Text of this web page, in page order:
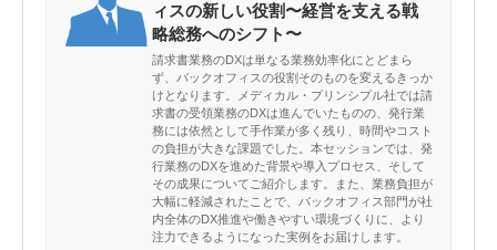
ィスの新しい役割〜経営を支える戦
略総務へのシフト〜
請求書業務のDXは単なる業務効率化にとどまら
ず、バックオフィスの役割そのものを変えるきっか
けとなります。メディカル・プリンシプル社では請
求書の受領業務のDXは進んでいたものの、発行業
務には依然として手作業が多く残り、時間やコスト
の負担が大きな課題でした。本セッションでは、発
行業務のDXを進めた背景や導入プロセス、そして
その成果についてご紹介します。また、業務負担が
大幅に軽減されたことで、バックオフィス部門が社
内全体のDX推進や働きやすい環境づくりに、より
注力できるようになった実例をお届けします。